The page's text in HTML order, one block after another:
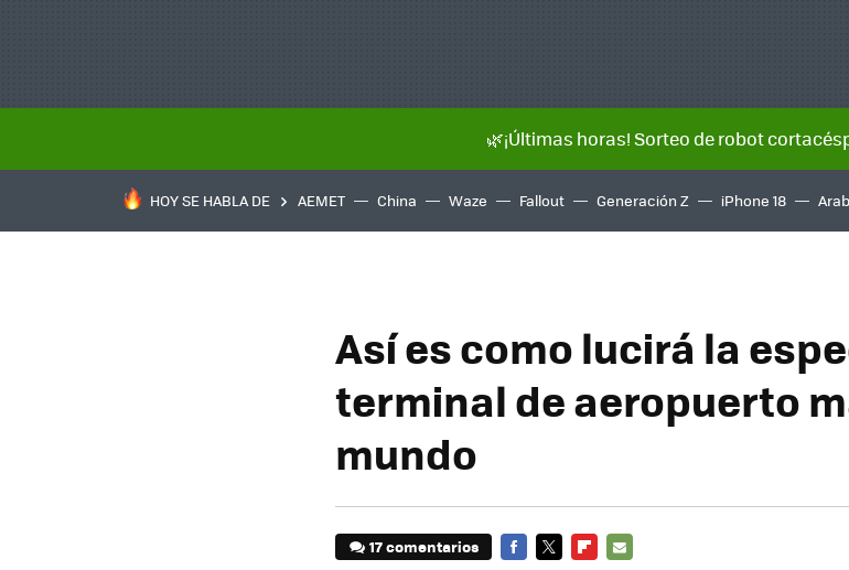
🌿¡Últimas horas! Sorteo de robot
HOY SE HABLA DE AEMET China Waze Fallout Generación Z iPhone 18
Así es como lucirá la
terminal de aeropuerto
mundo
17 comentarios